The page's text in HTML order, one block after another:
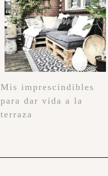
Mis imprescindibles
para dar vida a la
terraza